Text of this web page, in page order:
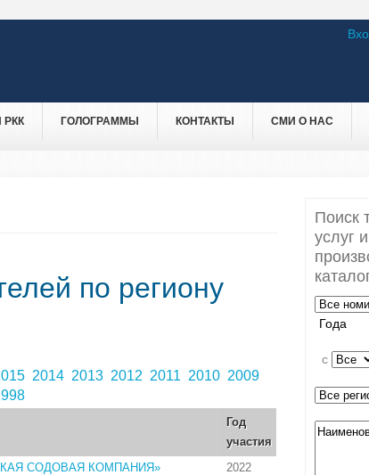
РКК ГОЛОГРАММЫ КОНТАКТЫ СМИ О НАС
по региону
2014 2013 2012 2011 2010 2009
Год
участия
СОДОВАЯ КОМПАНИЯ» 2022
Поиск
услуг и
Года
c